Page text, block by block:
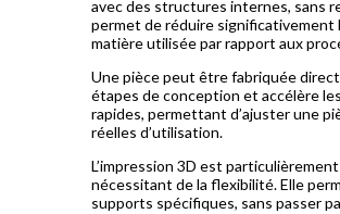
avec des structures internes, sans
permet de réduire
matière utilisée par rapport aux
Une pièce peut être fabriquée
étapes de conception et accélère
rapides, permettant d’ajuster une
réelles d’utilisation.
L’impression 3D est
nécessitant de la flexibilité. Elle
supports spécifiques, sans passer